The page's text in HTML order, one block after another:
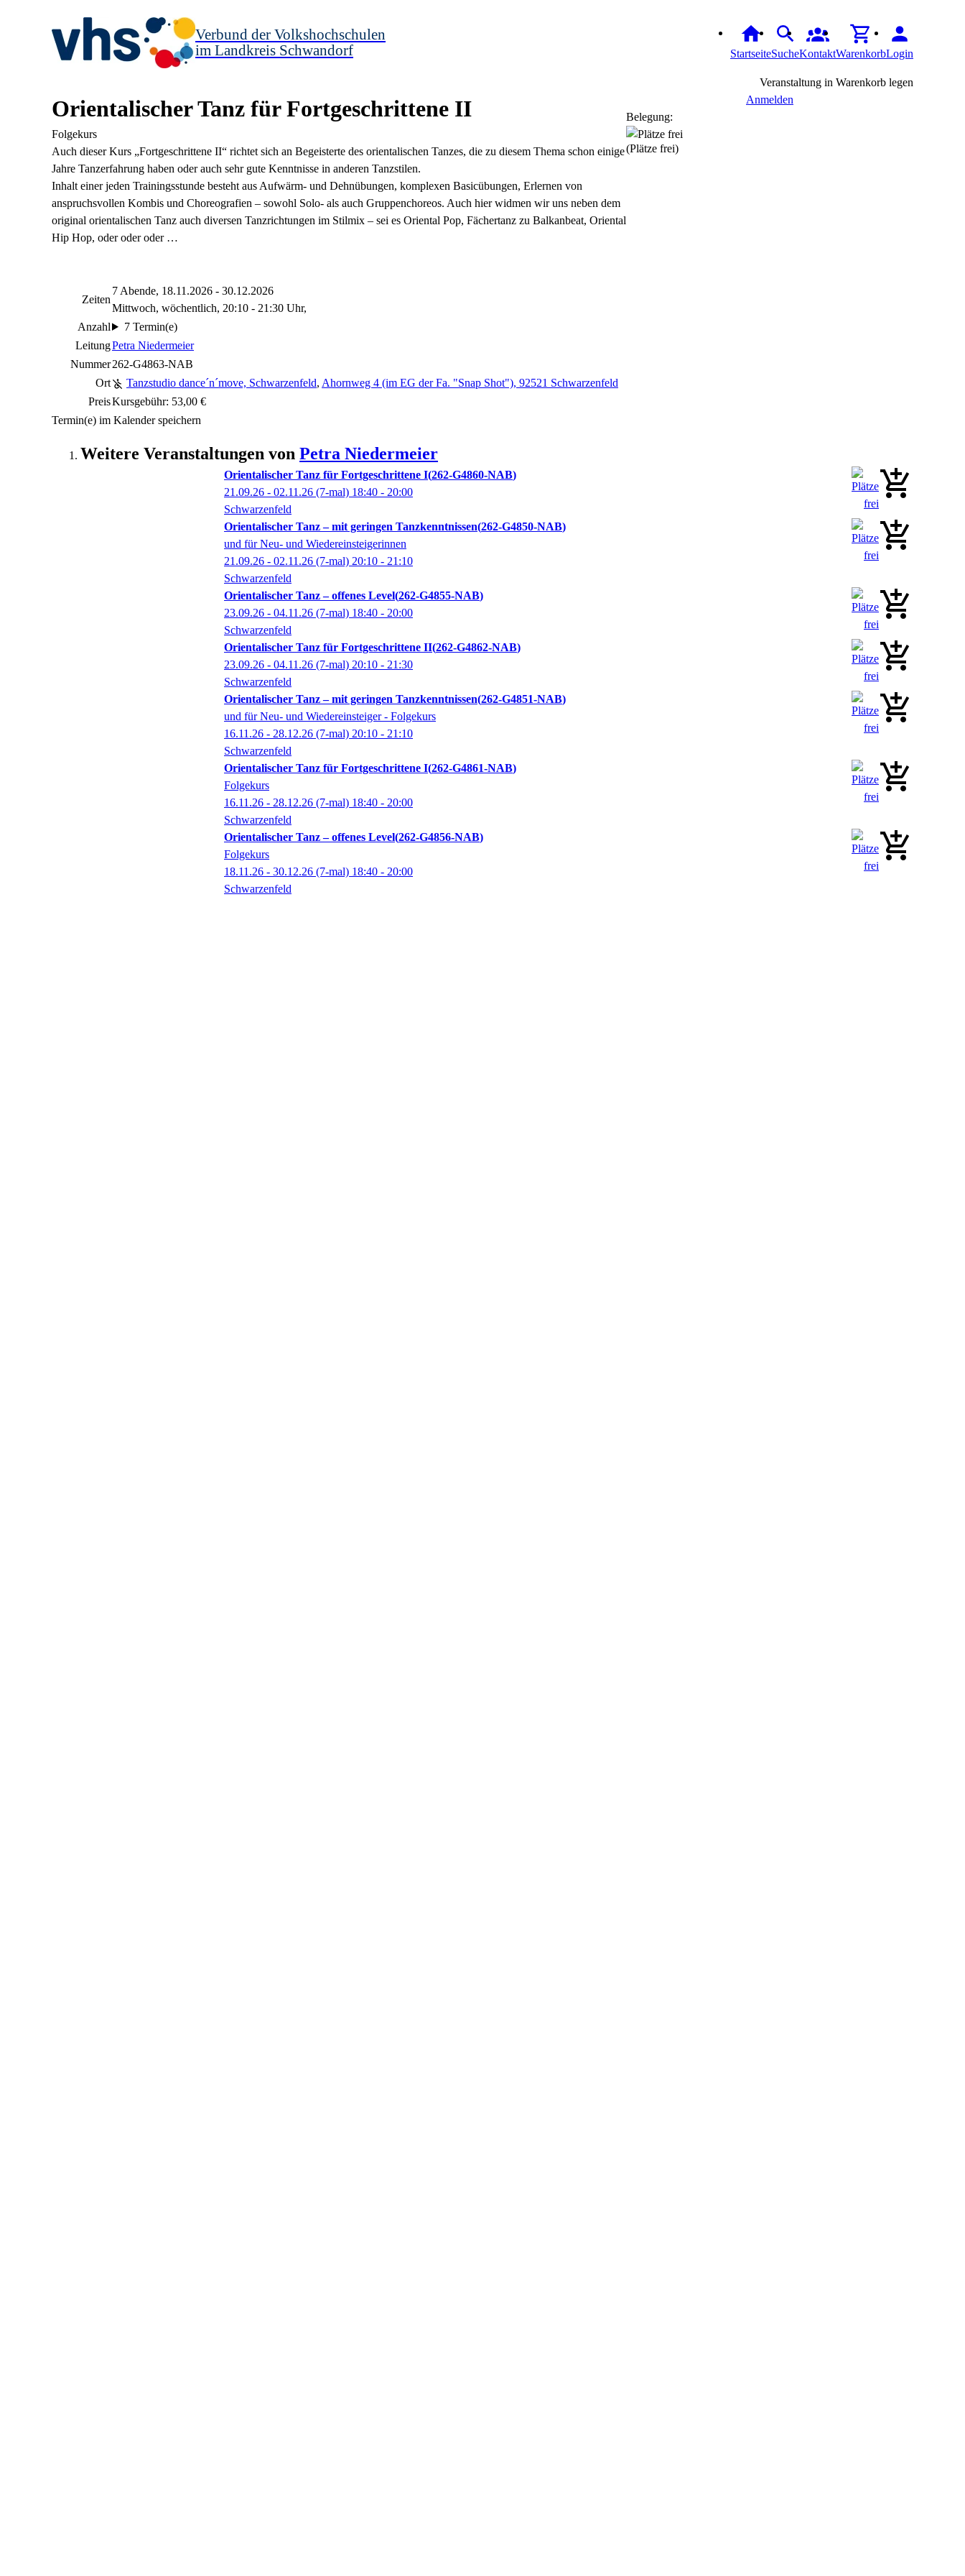
Verbund der Volkshochschulen
im Landkreis Schwandorf
StartseiteSucheKontaktWarenkorbLogin
Orientalischer Tanz für Fortgeschrittene II
Folgekurs
Auch dieser Kurs „Fortgeschrittene II“ richtet sich an Begeisterte des orientalischen Tanzes, die zu diesem Thema schon einige
Jahre Tanzerfahrung haben oder auch sehr gute Kenntnisse in anderen Tanzstilen.
Inhalt einer jeden Trainingsstunde besteht aus Aufwärm- und Dehnübungen, komplexen Basicübungen, Erlernen von
anspruchsvollen Kombis und Choreografien – sowohl Solo- als auch Gruppenchoreos. Auch hier widmen wir uns neben dem
original orientalischen Tanz auch diversen Tanzrichtungen im Stilmix – sei es Oriental Pop, Fächertanz zu Balkanbeat, Oriental
Hip Hop, oder oder oder …
Zeiten
7 Abende, 18.11.2026 - 30.12.2026
Mittwoch, wöchentlich, 20:10 - 21:30 Uhr,
Anzahl
7 Termin(e)
LeitungPetra Niedermeier
Nummer262-G4863-NAB
Ort
Tanzstudio dance´n´move, Schwarzenfeld, Ahornweg 4 (im EG der Fa. "Snap Shot"), 92521 Schwarzenfeld
PreisKursgebühr: 53,00 €
Termin(e) im Kalender speichern
Veranstaltung in Warenkorb legen
Anmelden
Belegung:
(Plätze frei)
Weitere Veranstaltungen von Petra Niedermeier
Orientalischer Tanz für Fortgeschrittene I 262-G4860-NAB
21.09.26 - 02.11.26 (7-mal) 18:40 - 20:00
Schwarzenfeld
Orientalischer Tanz – mit geringen Tanzkenntnissen 262-G4850-NAB
und für Neu- und Wiedereinsteigerinnen
21.09.26 - 02.11.26 (7-mal) 20:10 - 21:10
Schwarzenfeld
Orientalischer Tanz – offenes Level 262-G4855-NAB
23.09.26 - 04.11.26 (7-mal) 18:40 - 20:00
Schwarzenfeld
Orientalischer Tanz für Fortgeschrittene II 262-G4862-NAB
23.09.26 - 04.11.26 (7-mal) 20:10 - 21:30
Schwarzenfeld
Orientalischer Tanz – mit geringen Tanzkenntnissen 262-G4851-NAB
und für Neu- und Wiedereinsteiger - Folgekurs
16.11.26 - 28.12.26 (7-mal) 20:10 - 21:10
Schwarzenfeld
Orientalischer Tanz für Fortgeschrittene I 262-G4861-NAB
Folgekurs
16.11.26 - 28.12.26 (7-mal) 18:40 - 20:00
Schwarzenfeld
Orientalischer Tanz – offenes Level 262-G4856-NAB
Folgekurs
18.11.26 - 30.12.26 (7-mal) 18:40 - 20:00
Schwarzenfeld